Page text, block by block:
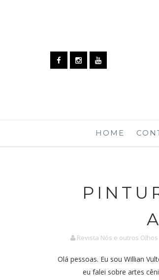
HOME
Revista Nós e outros Olhos
Olá pessoas. Eu sou Willian
eu falei sobre artes